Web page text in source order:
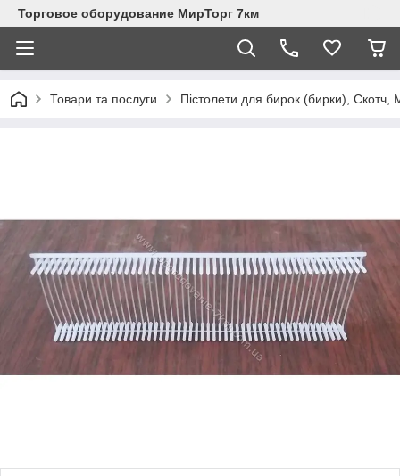
Торговое оборудование МирТорг 7км
Товари та послуги Пістолети для бирок (бирки), Скотч,